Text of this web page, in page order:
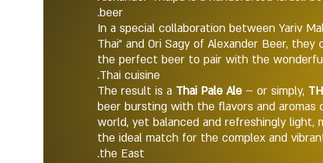
beer.
In a special collaboration between Yariv
Thai" and Ori Sagy of Alexander Beer, they
the perfect beer to pair with the
Thai cuisine.
The result is a Thai Pale Ale – or simply,
beer bursting with the flavors and aromas
world, yet balanced and refreshingly light,
the ideal match for the complex and
the East.